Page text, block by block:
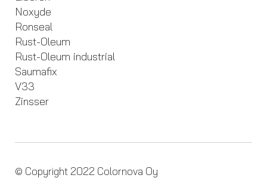
Noxyde
Ronseal
Rust-Oleum
Rust-Oleum industrial
Saumafix
V33
Zinsser
© Copyright 2022 Colornova Oy